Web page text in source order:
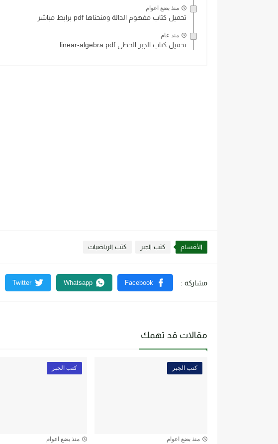
منذ بضع اعوام
تحميل كتاب مفهوم الدالة ومنحناها pdf برابط مباشر
منذ عام
تحميل كتاب الجبر الخطي linear-algebra pdf
الأقسام كتب الجبر كتب الرياضيات
مقالات قد تهمك
كتب الجبر
منذ بضع اعوام
كتب الجبر
منذ بضع اعوام